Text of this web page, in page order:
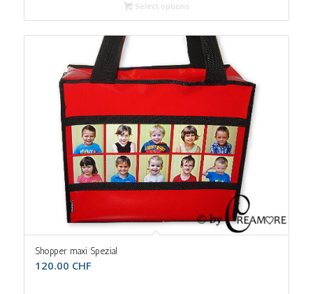
Select options
5.00
Shopper maxi Spezial
120.00 CHF